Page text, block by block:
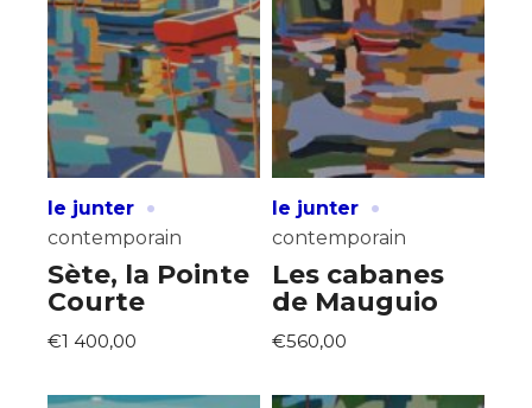
le junter ·
contemporain
Sète, la Pointe
Courte
€1 400,00
le junter ·
contemporain
Les cabanes
de Mauguio
€560,00